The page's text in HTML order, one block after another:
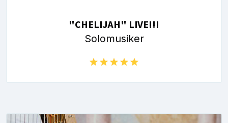
"CHELIJAH" LIVE!!!
Solomusiker